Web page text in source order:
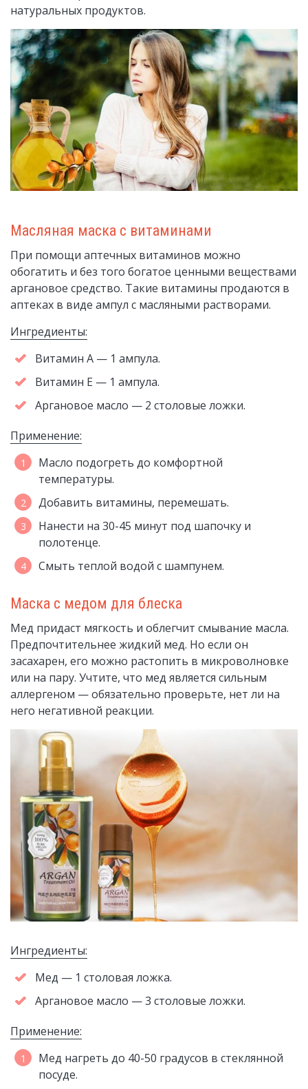
натуральных продуктов.
Масляная маска с витаминами
При помощи аптечных витаминов можно
обогатить и без того богатое ценными веществами
аргановое средство. Такие витамины продаются в
аптеках в виде ампул с масляными растворами.
Ингредиенты:
Витамин А — 1 ампула.
Витамин Е — 1 ампула.
Аргановое масло — 2 столовые ложки.
Применение:
Масло подогреть до комфортной
температуры.
Добавить витамины, перемешать.
Нанести на 30-45 минут под шапочку и
полотенце.
Смыть теплой водой с шампунем.
Маска с медом для блеска
Мед придаст мягкость и облегчит смывание масла.
Предпочтительнее жидкий мед. Но если он
засахарен, его можно растопить в микроволновке
или на пару. Учтите, что мед является сильным
аллергеном — обязательно проверьте, нет ли на
него негативной реакции.
Ингредиенты:
Мед — 1 столовая ложка.
Аргановое масло — 3 столовые ложки.
Применение:
Мед нагреть до 40-50 градусов в стеклянной
посуде.